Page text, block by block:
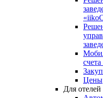
Цены
Для отелей